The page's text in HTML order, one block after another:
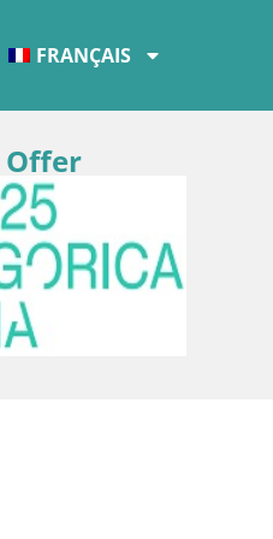
FRANÇAIS
Offer